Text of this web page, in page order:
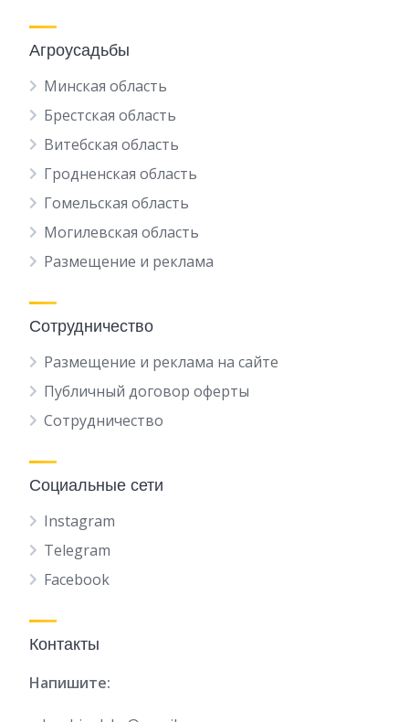
Агроусадьбы
Минская область
Брестская область
Витебская область
Гродненская область
Гомельская область
Могилевская область
Размещение и реклама
Сотрудничество
Размещение и реклама на сайте
Публичный договор оферты
Сотрудничество
Социальные сети
Instagram
Telegram
Facebook
Контакты
Напишите: